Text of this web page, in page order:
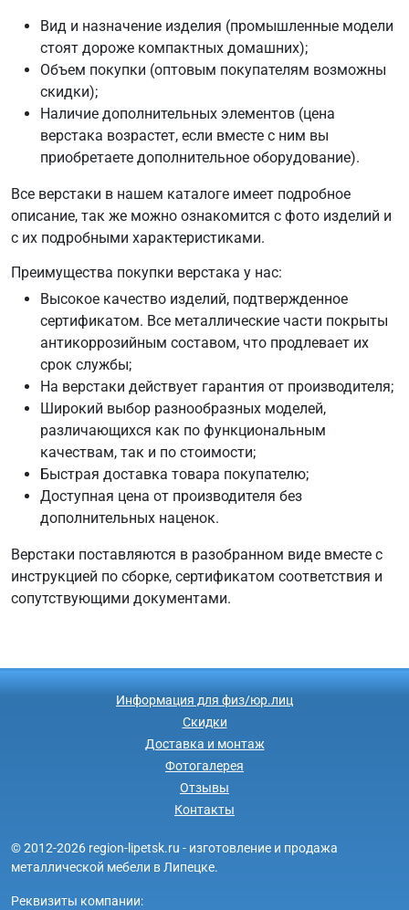
Вид и назначение изделия (промышленные модели
стоят дороже компактных домашних);
Объем покупки (оптовым покупателям возможны
скидки);
Наличие дополнительных элементов (цена
верстака возрастет, если вместе с ним вы
приобретаете дополнительное оборудование).
Все верстаки в нашем каталоге имеет подробное
описание, так же можно ознакомится с фото изделий и
с их подробными характеристиками.
Преимущества покупки верстака у нас:
Высокое качество изделий, подтвержденное
сертификатом. Все металлические части покрыты
антикоррозийным составом, что продлевает их
срок службы;
На верстаки действует гарантия от производителя;
Широкий выбор разнообразных моделей,
различающихся как по функциональным
качествам, так и по стоимости;
Быстрая доставка товара покупателю;
Доступная цена от производителя без
дополнительных наценок.
Верстаки поставляются в разобранном виде вместе с
инструкцией по сборке, сертификатом соответствия и
сопутствующими документами.
Информация для физ/юр.лиц
Скидки
Доставка и монтаж
Фотогалерея
Отзывы
Контакты
© 2012-2026 region-lipetsk.ru - изготовление и продажа
металлической мебели в Липецке.
Реквизиты компании: